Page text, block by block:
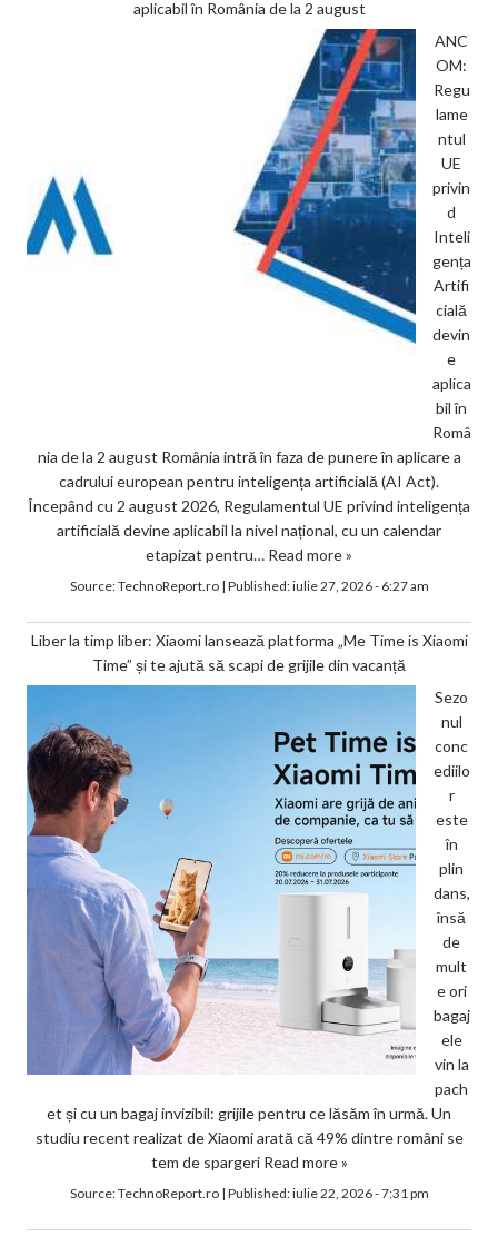
aplicabil în România de la 2 august
ANC
OM:
Regu
lame
ntul
UE
privin
d
Inteli
gența
Artifi
cială
devin
e
aplica
bil în
Româ
nia de la 2 august România intră în faza de punere în aplicare a
cadrului european pentru inteligența artificială (AI Act).
Începând cu 2 august 2026, Regulamentul UE privind inteligența
artificială devine aplicabil la nivel național, cu un calendar
etapizat pentru… Read more »
Source:TechnoReport.ro| Published:iulie 27, 2026 - 6:27 am
Liber la timp liber: Xiaomi lansează platforma „Me Time is Xiaomi
Time” și te ajută să scapi de grijile din vacanță
Sezo
nul
conc
ediilo
r
este
în
plin
dans,
însă
de
mult
e ori
bagaj
ele
vin la
pach
et și cu un bagaj invizibil: grijile pentru ce lăsăm în urmă. Un
studiu recent realizat de Xiaomi arată că 49% dintre români se
tem de spargeri Read more »
Source:TechnoReport.ro| Published:iulie 22, 2026 - 7:31 pm